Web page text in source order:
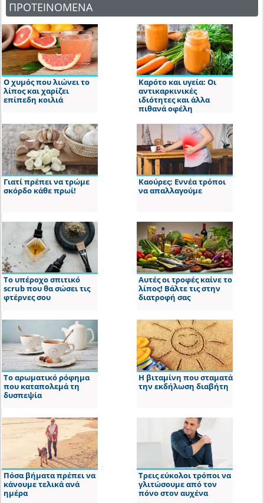
ΠΡΟΤΕΙΝΟΜΕΝΑ
Ο χυμός που λιώνει το
λίπος και χαρίζει
επίπεδη κοιλιά
Καρότο και υγεία: Οι
αντικαρκινικές
ιδιότητες και άλλα
πιθανά οφέλη
Γιατί πρέπει να τρώμε
σκόρδο κάθε πρωί!
Καούρες: Εννέα τρόποι
να απαλλαγούμε
Το υπέροχο σπιτικό
scrub που θα σώσει τις
φτέρνες σου
Αυτές οι τροφές καίνε το
λίπος! Βάλτε τις στην
διατροφή σας
Το αρωματικό ρόφημα
που καταπολεμά τη
δυσπεψία
Η βιταμίνη που σταματά
την εκδήλωση διαβήτη
Πόσα βήματα πρέπει να
κάνουμε τελικά ανά
ημέρα
Τρεις εύκολοι τρόποι να
γλιτώσουμε από τον
πόνο στον αυχένα